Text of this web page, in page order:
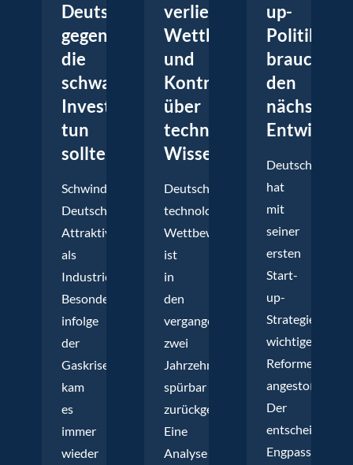
Deutschland
gegen
die
schwache
Investitionstätigkeit
tun
sollte
Schwindet
Deutschlands
Attraktivität
als
Industriestandort?
Besonders
infolge
der
Gaskrise
kam
es
immer
wieder
verliert
Wettbewerbsfähigkeit
und
Kontrolle
über
technologisches
Wissen
Deutschlands
technologische
Wettbewerbsfähigkeit
ist
in
den
vergangenen
zwei
Jahrzehnten
spürbar
zurückgegangen.
Eine
Analyse
up-
Politik
braucht
den
nächsten
Deutschland
hat
mit
seiner
ersten
Start-
up-
Strategie
wichtige
Reformen
angestoßen.
Der
entscheidende
Engpass